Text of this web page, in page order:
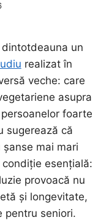
un
realizat în
veche: care
asupra
foarte
sugerează că
mai mari
esențială:
provoacă nu
și longevitate,
pentru seniori.